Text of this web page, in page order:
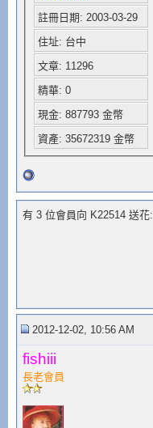
註冊日期: 2003-03-29
住址: 台中
文章: 11296
精華: 0
現金: 887793 金幣
資產: 35672319 金幣
有 3 位會員向 K22514 送花:
2012-12-02, 10:56 AM
fishiii
長老會員